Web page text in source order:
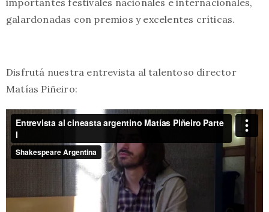
importantes festivales nacionales e internacionales,
galardonadas con premios y excelentes críticas.
Disfrutá nuestra entrevista al talentoso director
Matías Piñeiro: